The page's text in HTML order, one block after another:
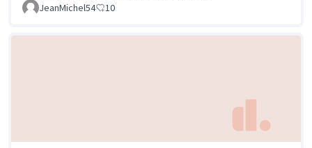
JeanMichel54 10